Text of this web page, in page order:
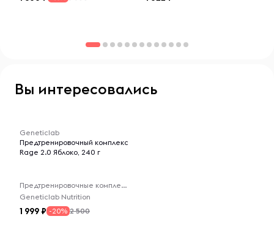
Вы интересовались
Geneticlab
Предтренировочный комплекс
Rage 2.0 Яблоко, 240 г
Предтренировочные комплексы
Geneticlab Nutrition
1 999 -20% 2 500